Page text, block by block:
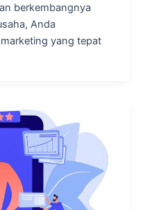
berkembangnya
Anda
yang tepat